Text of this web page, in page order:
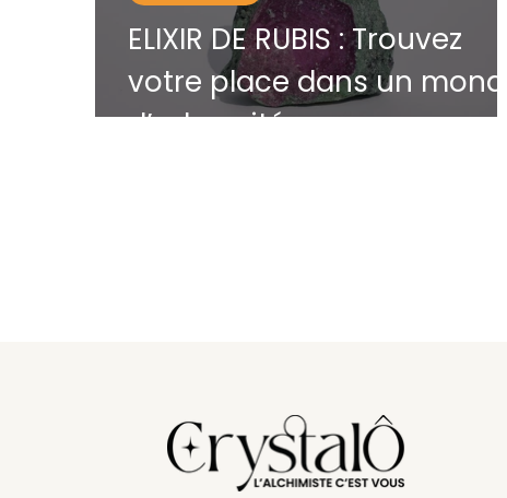
ELIXIR DE RUBIS : Trouvez
votre place dans un monde
d’adversité